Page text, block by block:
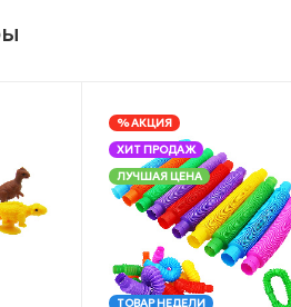
% АКЦИЯ
ХИТ ПРОДАЖ
ЛУЧШАЯ ЦЕНА
ТОВАР НЕДЕЛИ